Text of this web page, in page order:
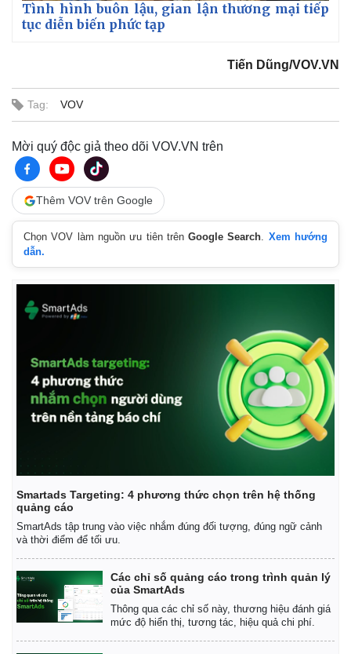
Kinh tế
Bất động sản
Thị trường
Giá vàng
Tình hình buôn lậu, gian lận thương mại tiếp
tục diễn biến phức tạp
Tiến Dũng/VOV.VN
Tag: VOV
Mời quý độc giả theo dõi VOV.VN trên
Thêm VOV trên Google
Chọn VOV làm nguồn ưu tiên trênGoogle Search. Xem hướng
dẫn.
Smartads Targeting: 4 phương thức chọn trên hệ thống
quảng cáo
SmartAds tập trung vào việc nhắm đúng đối tượng, đúng ngữ cảnh
và thời điểm để tối ưu.
Các chỉ số quảng cáo trong trình quản lý
của SmartAds
Thông qua các chỉ số này, thương hiệu đánh giá
mức độ hiển thị, tương tác, hiệu quả chi phí.